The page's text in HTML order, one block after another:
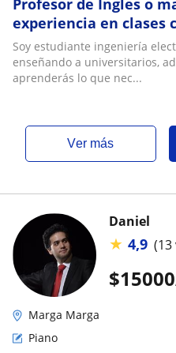
Profesor de Ingles o
experiencia en clases
adultos y niños
Soy estudiante ingeniería
enseñando a universitarios,
aprenderás lo que nec...
ver más
$15000
Daniel
★ 4,9 (13
Marga Marga
Piano